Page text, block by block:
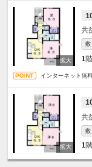
敷
1階
インターネット無
敷
1階